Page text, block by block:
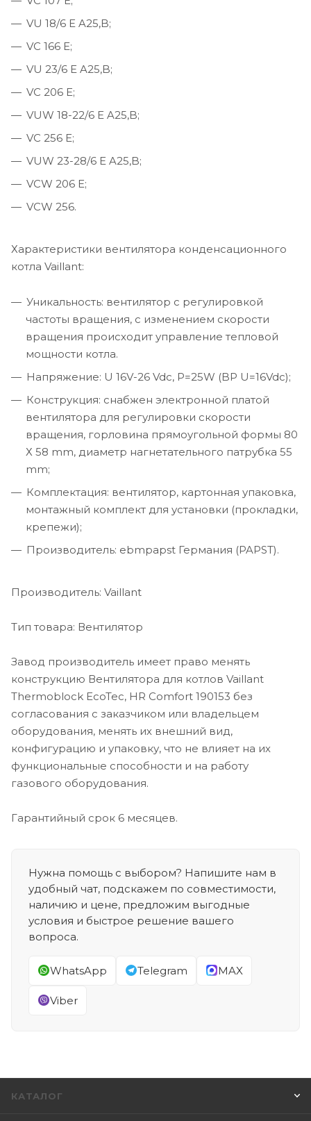
VU 18/6 E A25,B;
VC 166 E;
VU 23/6 E A25,B;
VC 206 E;
VUW 18-22/6 E A25,B;
VC 256 E;
VUW 23-28/6 E A25,B;
VCW 206 E;
VCW 256.
Характеристики вентилятора конденсационного
котла Vaillant:
Уникальность: вентилятор с регулировкой
частоты вращения, с изменением скорости
вращения происходит управление тепловой
мощности котла.
Напряжение: U 16V-26 Vdc, P=25W (BP U=16Vdc);
Конструкция: снабжен электронной платой
вентилятора для регулировки скорости
вращения, горловина прямоугольной формы 80
Х 58 mm, диаметр нагнетательного патрубка 55
mm;
Комплектация: вентилятор, картонная упаковка,
монтажный комплект для установки (прокладки,
крепежи);
Производитель: ebmpapst Германия (PAPST).
Производитель: Vaillant
Тип товара: Вентилятор
Завод производитель имеет право менять
конструкцию Вентилятора для котлов Vaillant
Thermoblock EcoTec, HR Comfort 190153 без
согласования с заказчиком или владельцем
оборудования, менять их внешний вид,
конфигурацию и упаковку, что не влияет на их
функциональные способности и на работу
газового оборудования.
Гарантийный срок 6 месяцев.
Нужна помощь с выбором? Напишите нам в
удобный чат, подскажем по совместимости,
наличию и цене, предложим выгодные
условия и быстрое решение вашего
вопроса.
WhatsApp Telegram MAX
Viber
КАТАЛОГ